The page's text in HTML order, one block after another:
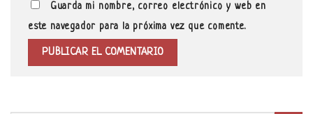
Guarda mi nombre, correo electrónico y web en
este navegador para la próxima vez que comente.